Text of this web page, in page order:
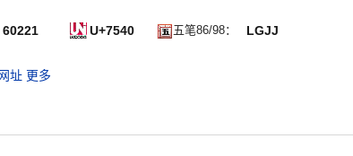
60221 U+7540 五笔86/98： LGJJ
址 更多